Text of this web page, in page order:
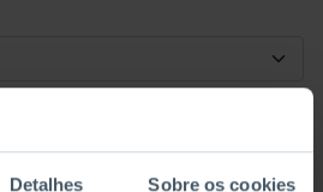
Detalhes Sobre os cookies